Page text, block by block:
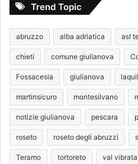
Trend Topic
abruzzo alba adriatica asl
chieti comune giulianova
Fossacesia giulianova
martinsicuro montesilvano
notizie giulianova pescara
roseto roseto degli abruzzi
Teramo tortoreto val vibrata